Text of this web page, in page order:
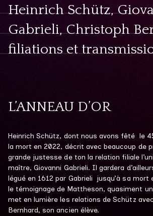
Heinrich Schütz,
Gabrieli, Christoph
filiations et
L’ANNEAU D’OR
Heinrich Schütz, dont nous avons fêté le
la mort en 2022, décrit avec beaucoup de
grande justesse de ton la relation filiale
maître, Giovanni Gabrieli. Il gardera
légué en 1612 par Gabrieli jusqu’à sa mort
le témoignage de Mattheson, quasiment
met en lumière les relations de Schütz
Bernhard, son ancien élève.